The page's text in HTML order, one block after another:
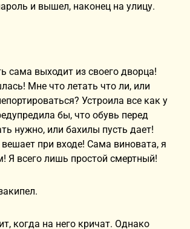
и вышел, наконец на улицу.
сама выходит из своего дворца!
Мне что летать что ли, или
Устроила все как у
бы, что обувь перед
нужно, или бахилы пусть дает!
при входе! Сама виновата, я
Я всего лишь простой смертный!
когда на него кричат. Однако